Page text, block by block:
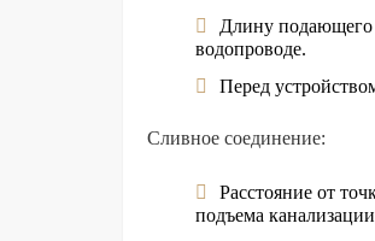
Длину подающего
водопроводе.
Перед
Сливное соединение:
Расстояние от
подъема